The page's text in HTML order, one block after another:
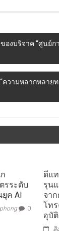
งบริจาค “ศูนย์ก
“ความหลากหลา
รระดับ
ค AI
0
ดีแ
รุน
จา
โท
อุบัติ
สิ